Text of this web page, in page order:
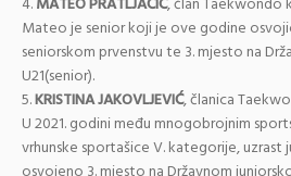
4.MATEO PRATLJAČIĆ, član Taekwondo
Mateo je senior koji je ove godine
seniorskom prvenstvu te 3. mjesto na
U21(senior).
5.KRISTINA JAKOVLJEVIĆ, članica
U 2021. godini među mnogobrojnim
vrhunske sportašice V. kategorije, uzrast